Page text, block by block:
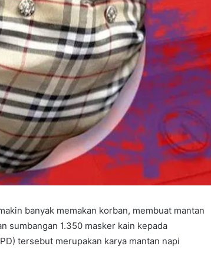
banyak memakan korban, membuat mantan
sumbangan 1.350 masker kain kepada
tersebut merupakan karya mantan napi